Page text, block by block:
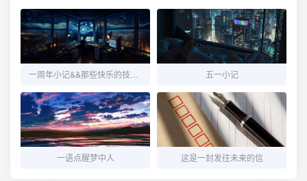
五一小记
一语点醒梦中人 这是一封发往未来的信